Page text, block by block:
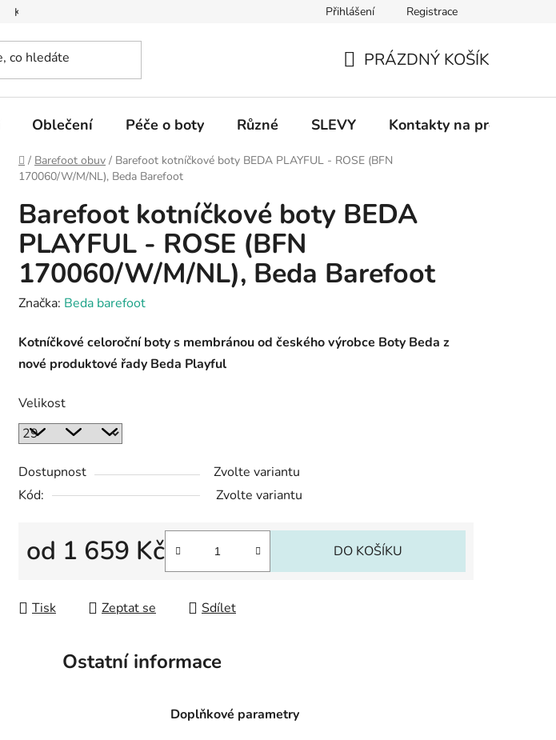
Kontakty na prodejny Informace k on-line platbám Odstoupení od
Přihlášení Registrace
KOŠÍK
PRÁZDNÝ KOŠÍK
Oblečení Péče o boty Různé SLEVY Kontakty na prodejny
Domů
/ Barefoot obuv / Barefoot kotníčkové boty BEDA PLAYFUL - ROSE (BFN
170060/W/M/NL), Beda Barefoot
Barefoot kotníčkové boty BEDA
PLAYFUL - ROSE (BFN
170060/W/M/NL), Beda Barefoot
Značka: Beda barefoot
Kotníčkové celoroční boty s membránou od českého výrobce Boty Beda z
nové produktové řady Beda Playful
Velikost
Dostupnost
Zvolte variantu
Kód:
Zvolte variantu
od 1 659 Kč DO KOŠÍKU
Tisk Zeptat se Sdílet
Ostatní informace
Doplňkové parametry